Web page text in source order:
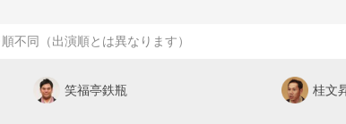
同（出演順とは異なります）
笑福亭鉄瓶 桂文